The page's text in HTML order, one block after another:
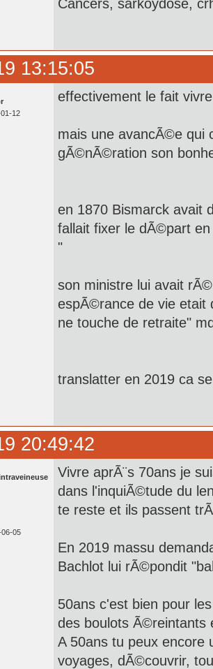
Cancers, sarkoydose,
13:15:05
12
effectivement le fait
mais une avancÃ©e qui
gÃ©nÃ©ration son
en 1870 Bismarck avait
fallait fixer le dÃ©part
"
son ministre lui avait
espÃ©rance de vie etait
ne touche de retraite"
translatter en 2019 ca
20:49:42
06-05
Vivre aprÃ¨s 70ans je
dans l'inquiÃ©tude du
te reste et ils passent
En 2019 massu
Bachlot lui rÃ©pondit
50ans c'est bien pour
des boulots
A 50ans tu peux encore
voyages, dÃ©couvrir,